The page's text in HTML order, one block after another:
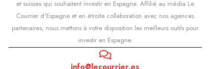
et suisses qui souhaitent investir en Espagne. Affilié au média Le
Courrier d'Espagne et en étroite collaboration avec nos agences
partenaires, nous mettons à votre disposition les meilleurs outils pour
investir en Espagne.